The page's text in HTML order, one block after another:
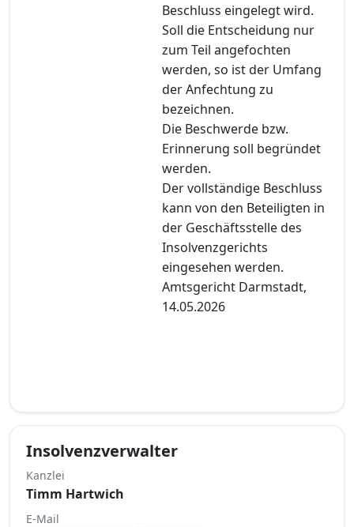
Beschluss eingelegt wird.
Soll die Entscheidung nur
zum Teil angefochten
werden, so ist der Umfang
der Anfechtung zu
bezeichnen.
Die Beschwerde bzw.
Erinnerung soll begründet
werden.
Der vollständige Beschluss
kann von den Beteiligten in
der Geschäftsstelle des
Insolvenzgerichts
eingesehen werden.
Amtsgericht Darmstadt,
14.05.2026
Insolvenzverwalter
Kanzlei
Timm Hartwich
E-Mail